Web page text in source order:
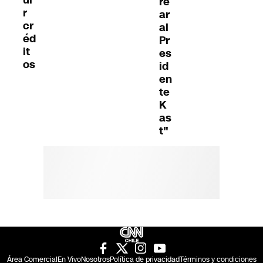
r
cr
éd
it
os
ar
al
Pr
es
id
en
te
K
as
t"
Área ComercialEn VivoNosotrosPolítica de privacidadTérminos y condiciones